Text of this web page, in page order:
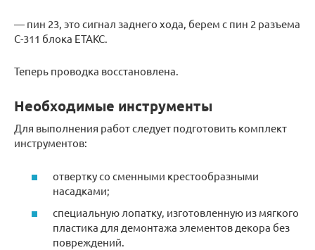
— пин 23, это сигнал заднего хода, берем с пин 2 разъема
С-311 блока ЕТАКС.
Теперь проводка восстановлена.
Необходимые инструменты
Для выполнения работ следует подготовить комплект
инструментов:
отвертку со сменными крестообразными
насадками;
специальную лопатку, изготовленную из мягкого
пластика для демонтажа элементов декора без
повреждений.